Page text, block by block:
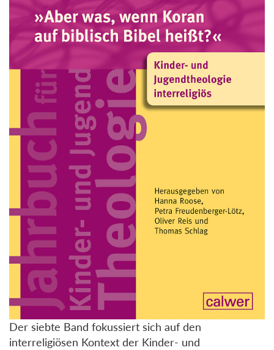
Der siebte Band fokussiert sich auf den
interreligiösen Kontext der Kinder- und